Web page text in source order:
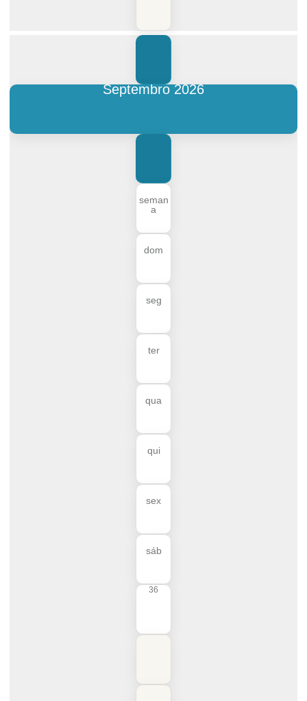
Septembro 2026
seman
a
dom
seg
ter
qua
qui
sex
sáb
36